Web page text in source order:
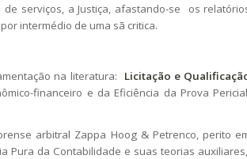
serviços, a Justiça, afastando-se os
intermédio de uma sã critica.
na literatura: Licitação e
financeiro e da Eficiência da Prova
arbitral Zappa Hoog & Petrenco, perito
Pura da Contabilidade e suas teorias auxiliares,